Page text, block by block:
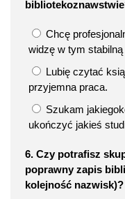
Chcę
widzę w tym
Lubię czytać
przyjemna praca.
Szukam
ukończyć jakieś
6. Czy potrafisz
poprawny zapis
kolejność nazwisk)?